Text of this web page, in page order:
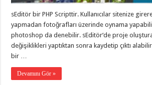
gaziantep
evden
taşımacılık,
gaziantep
evden
taşımacılık,
gaziantep
sEditör bir PHP Scripttir. Kullanıcılar sitenize
yapmadan fotoğrafları üzerinde oynama
photoshop da denebilir. sEditör‘de proje
değişiklikleri yaptıktan sonra kaydetip çıktı
bir …
Devamını Gör »